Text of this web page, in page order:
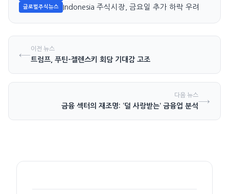
글로벌주식뉴스 Indonesia 주식시장, 금요일 추가 하락 우려
←이전 뉴스
트럼프, 푸틴-젤렌스키 회담 기대감 고조
다음 뉴스
금융 섹터의 재조명: ‘덜 사랑받는’ 금융업 분석→